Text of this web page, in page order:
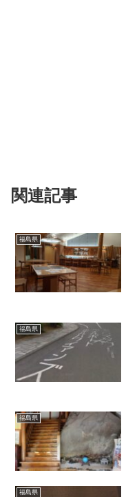
関連記事
福島県
福島県
福島県
福島県